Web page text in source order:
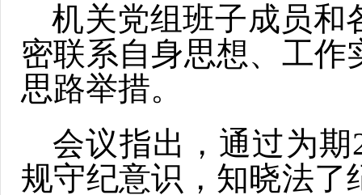
机关党组班子成员和
密联系自身思想、工
思路举措。
会议指出，通过为
规守纪意识，知晓法了